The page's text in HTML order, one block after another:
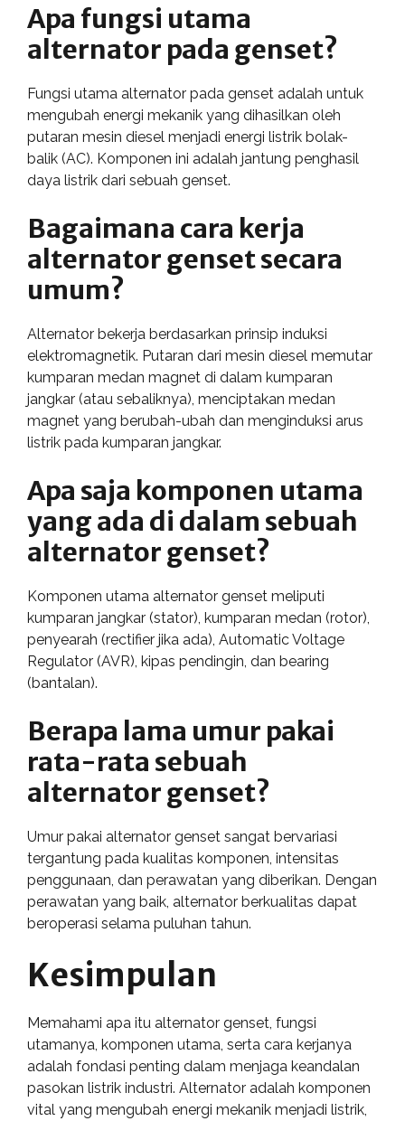
Apa fungsi utama
alternator pada genset?
Fungsi utama alternator pada genset adalah untuk
mengubah energi mekanik yang dihasilkan oleh
putaran mesin diesel menjadi energi listrik bolak-
balik (AC). Komponen ini adalah jantung penghasil
daya listrik dari sebuah genset.
Bagaimana cara kerja
alternator genset secara
umum?
Alternator bekerja berdasarkan prinsip induksi
elektromagnetik. Putaran dari mesin diesel memutar
kumparan medan magnet di dalam kumparan
jangkar (atau sebaliknya), menciptakan medan
magnet yang berubah-ubah dan menginduksi arus
listrik pada kumparan jangkar.
Apa saja komponen utama
yang ada di dalam sebuah
alternator genset?
Komponen utama alternator genset meliputi
kumparan jangkar (stator), kumparan medan (rotor),
penyearah (rectifier jika ada), Automatic Voltage
Regulator (AVR), kipas pendingin, dan bearing
(bantalan).
Berapa lama umur pakai
rata-rata sebuah
alternator genset?
Umur pakai alternator genset sangat bervariasi
tergantung pada kualitas komponen, intensitas
penggunaan, dan perawatan yang diberikan. Dengan
perawatan yang baik, alternator berkualitas dapat
beroperasi selama puluhan tahun.
Kesimpulan
Memahami apa itu alternator genset, fungsi
utamanya, komponen utama, serta cara kerjanya
adalah fondasi penting dalam menjaga keandalan
pasokan listrik industri. Alternator adalah komponen
vital yang mengubah energi mekanik menjadi listrik,